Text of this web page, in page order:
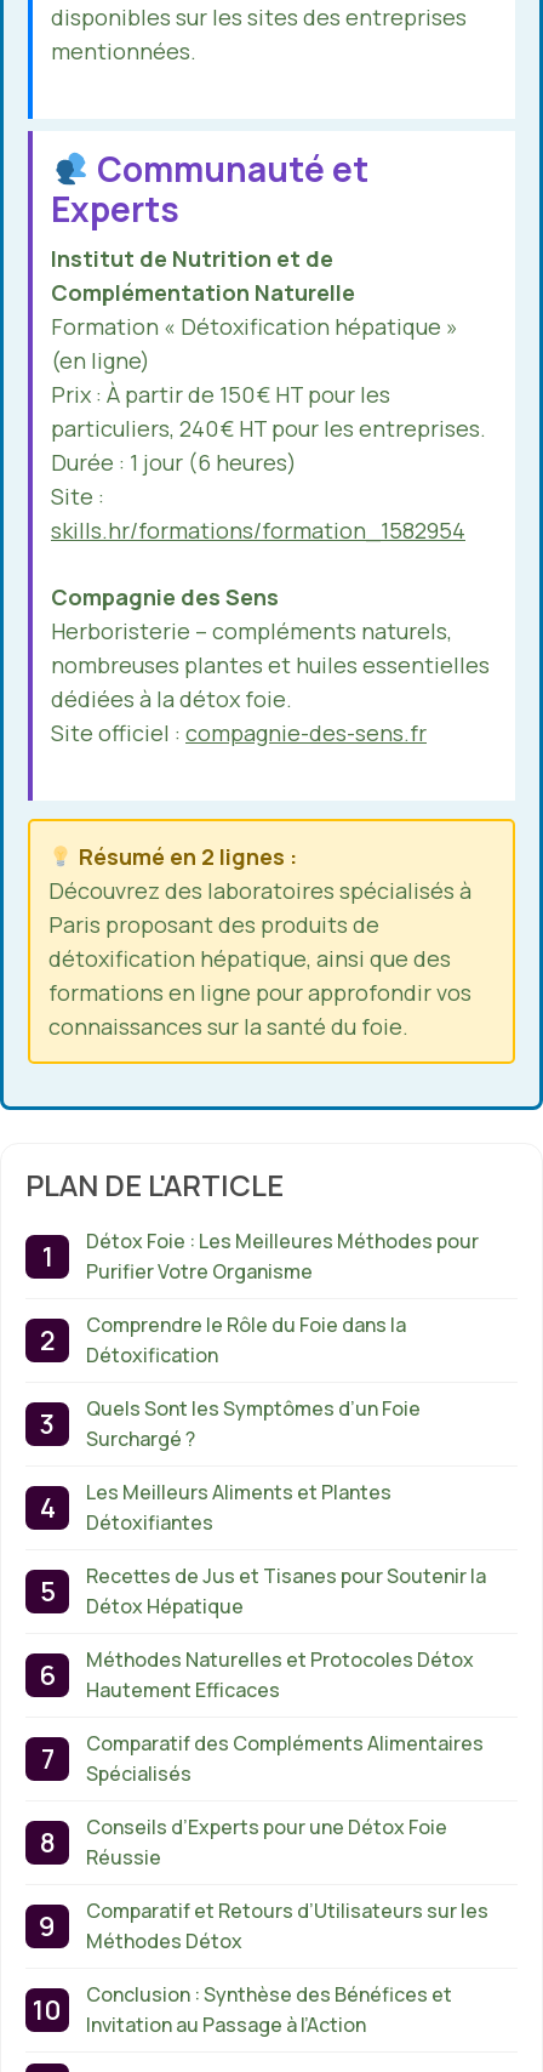
disponibles sur les sites des entreprises
mentionnées.
Communauté et
Experts
Institut de Nutrition et de
Complémentation Naturelle
Formation « Détoxification hépatique »
(en ligne)
Prix : À partir de 150 € HT pour les
particuliers, 240 € HT pour les entreprises.
Durée : 1 jour (6 heures)
Site :
skills.hr/formations/formation_1582954
Compagnie des Sens
Herboristerie – compléments naturels,
nombreuses plantes et huiles essentielles
dédiées à la détox foie.
Site officiel : compagnie-des-sens.fr
Résumé en 2 lignes :
Découvrez des laboratoires spécialisés à
Paris proposant des produits de
détoxification hépatique, ainsi que des
formations en ligne pour approfondir vos
connaissances sur la santé du foie.
PLAN DE L'ARTICLE
Détox Foie : Les Meilleures Méthodes pour
Purifier Votre Organisme
Comprendre le Rôle du Foie dans la
Détoxification
Quels Sont les Symptômes d’un Foie
Surchargé ?
Les Meilleurs Aliments et Plantes
Détoxifiantes
Recettes de Jus et Tisanes pour Soutenir la
Détox Hépatique
Méthodes Naturelles et Protocoles Détox
Hautement Efficaces
Comparatif des Compléments Alimentaires
Spécialisés
Conseils d’Experts pour une Détox Foie
Réussie
Comparatif et Retours d’Utilisateurs sur les
Méthodes Détox
Conclusion : Synthèse des Bénéfices et
Invitation au Passage à l’Action